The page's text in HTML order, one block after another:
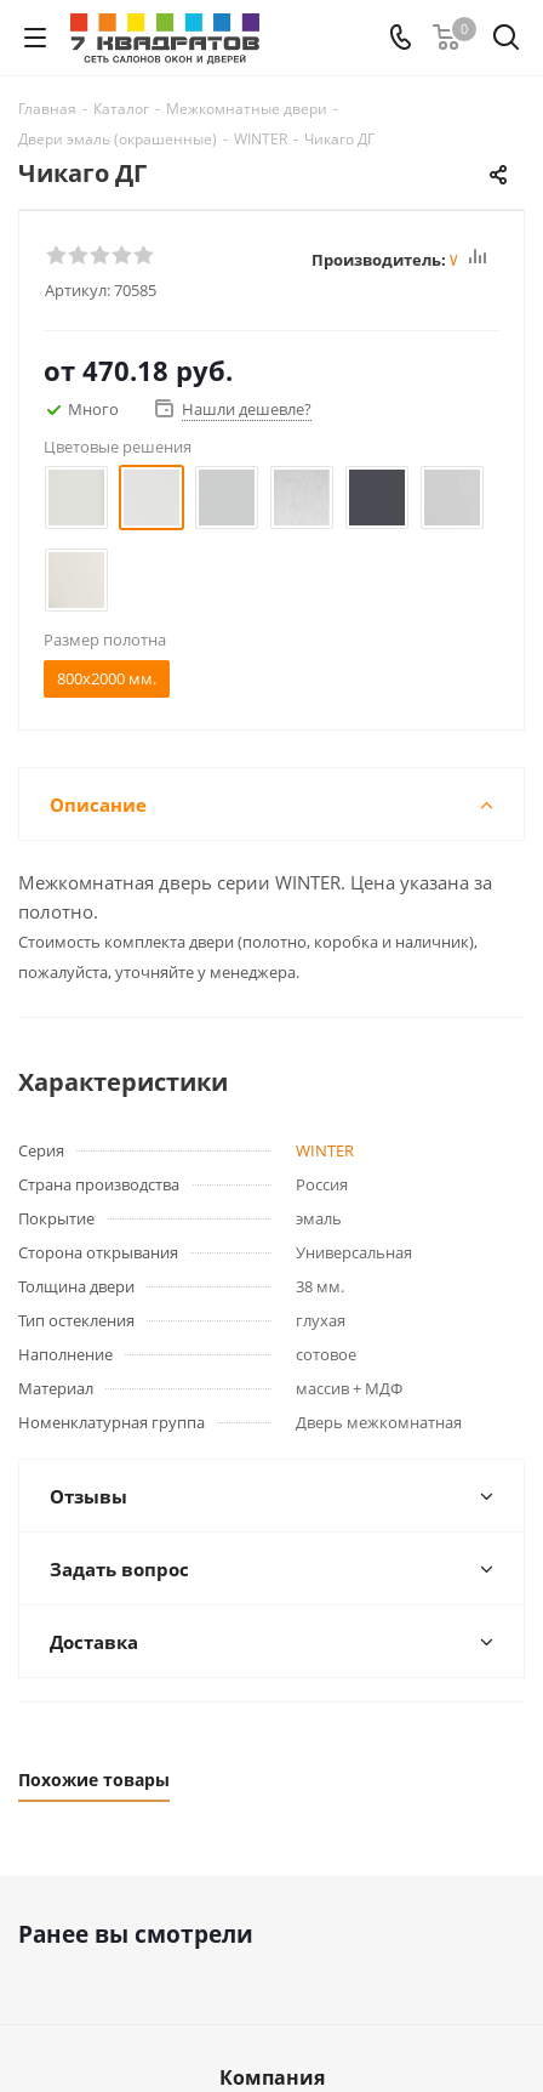
0
Главная - Каталог - Межкомнатные двери -
Двери эмаль (окрашенные) - WINTER - Чикаго ДГ
Чикаго ДГ
Артикул:70585
Производитель: Winter
от 470.18 руб.
Много
Нашли дешевле?
Цветовые решения
Размер полотна
800x2000 мм.
Описание
Межкомнатная дверь серии WINTER. Цена указана за
полотно.
Cтоимость комплекта двери (полотно, коробка и наличник),
пожалуйста, уточняйте у менеджера.
Характеристики
Серия
WINTER
Страна производства
Россия
Покрытие
эмаль
Сторона открывания
Универсальная
Толщина двери
38 мм.
Тип остекления
глухая
Наполнение
сотовое
Материал
массив + МДФ
Номенклатурная группа
Дверь межкомнатная
Отзывы
Задать вопрос
Доставка
Похожие товары
Ранее вы смотрели
Компания